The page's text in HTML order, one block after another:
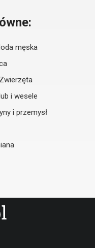
męska
Zwierzęta
i wesele
i przemysł